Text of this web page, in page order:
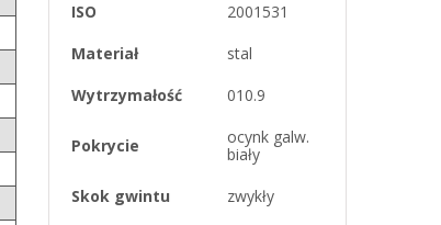
ISO
2001531
Materiał
stal
Wytrzymałość
010.9
Pokrycie
ocynk galw.
biały
Skok gwintu
zwykły